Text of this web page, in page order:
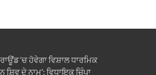
‘ਚ ਹੋਵੇਗਾ ਵਿਸ਼ਾਲ ਧਾਰਮਿਕ
ਦੇ ਨਾਮ’: ਵਿਧਾਇਕ ਜ਼ਿੰਪਾ